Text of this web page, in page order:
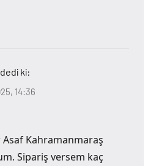
dedi ki:
14:36
Kahramanmaraş
Sipariş versem kaç